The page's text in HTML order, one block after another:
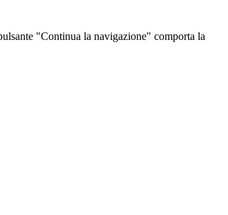
"Continua la navigazione" comporta la